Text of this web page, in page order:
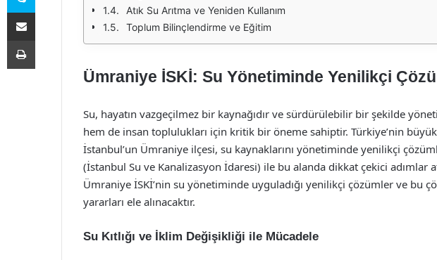
Atık Su Arıtma ve Yeniden Kullanım
Toplum Bilinçlendirme ve Eğitim
Ümraniye İSKİ: Su Yönetiminde Yenilikçi
Su, hayatın vazgeçilmez bir kaynağıdır ve sürdürülebilir bir şekilde
hem de insan toplulukları için kritik bir öneme sahiptir. Türkiye’nin
İstanbul’un Ümraniye ilçesi, su kaynaklarını yönetiminde yenilikçi
(İstanbul Su ve Kanalizasyon İdaresi) ile bu alanda dikkat çekici adımlar
Ümraniye İSKİ’nin su yönetiminde uyguladığı yenilikçi çözümler ve bu
yararları ele alınacaktır.
Su Kıtlığı ve İklim Değişikliği ile Mücadele
E-Posta ile paylaş